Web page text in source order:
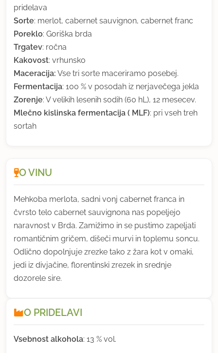
pridelava
Sorte: merlot, cabernet sauvignon, cabernet franc
Poreklo: Goriška brda
Trgatev: ročna
Kakovost: vrhunsko
Maceracija: Vse tri sorte maceriramo posebej.
Fermentacija: 100 % v posodah iz nerjavečega jekla
Zorenje: V velikih lesenih sodih (60 hL), 12 mesecev.
Mlečno kislinska fermentacija ( MLF): pri vseh treh
sortah
O VINU
Mehkoba merlota, sadni vonj cabernet franca in
čvrsto telo cabernet sauvignona nas popeljejo
naravnost v Brda. Zamižimo in se pustimo zapeljati
romantičnim gričem, dišeči murvi in toplemu soncu.
Odlično dopolnjuje zrezke tako z žara kot v omaki,
jedi iz divjačine, florentinski zrezek in srednje
dozorele sire.
O PRIDELAVI
Vsebnost alkohola: 13 % vol.